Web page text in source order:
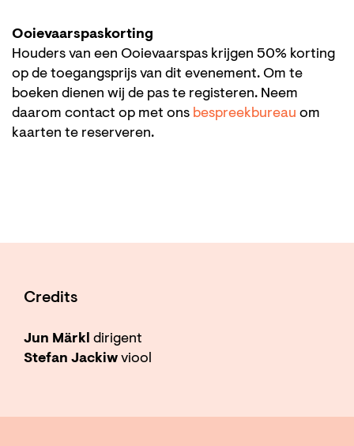
Ooievaarspaskorting
Houders van een Ooievaarspas krijgen 50% korting
op de toegangsprijs van dit evenement. Om te
boeken dienen wij de pas te registeren. Neem
daarom contact op met ons bespreekbureau om
kaarten te reserveren.
Credits
Jun Märkl dirigent
Stefan Jackiw viool